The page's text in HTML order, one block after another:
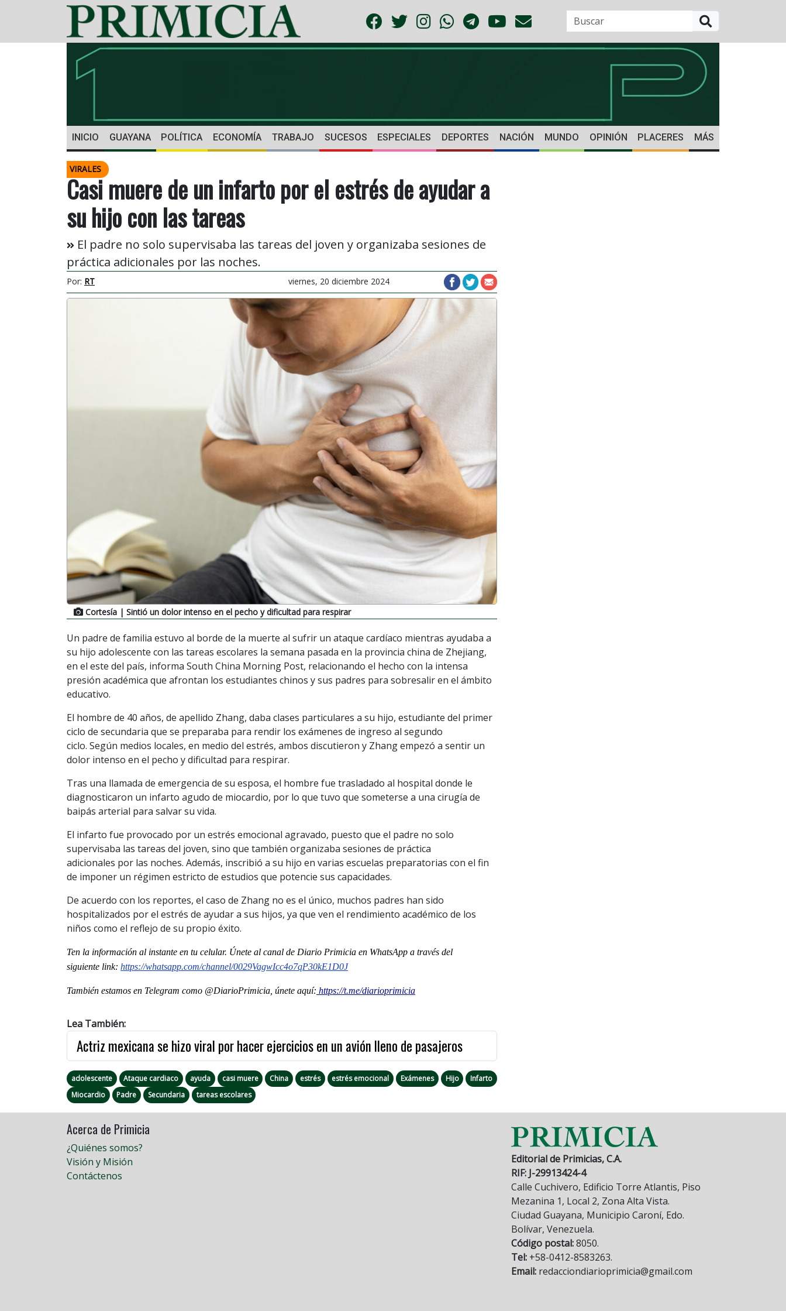
INICIO GUAYANA POLÍTICA ECONOMÍA TRABAJO SUCESOS ESPECIALES DEPORTES NACIÓN MUNDO OPINIÓN PLACERES MÁS
VIRALES
Casi muere de un infarto por el estrés de ayudar a
su hijo con las tareas
El padre no solo supervisaba las tareas del joven y organizaba sesiones de
práctica adicionales por las noches.
Por: RT viernes, 20 diciembre 2024
Cortesía | Sintió un dolor intenso en el pecho y dificultad para respirar
Un padre de familia estuvo al borde de la muerte al sufrir un ataque cardíaco mientras ayudaba a
su hijo adolescente con las tareas escolares la semana pasada en la provincia china de Zhejiang,
en el este del país, informa South China Morning Post, relacionando el hecho con la intensa
presión académica que afrontan los estudiantes chinos y sus padres para sobresalir en el ámbito
educativo.
El hombre de 40 años, de apellido Zhang, daba clases particulares a su hijo, estudiante del primer
ciclo de secundaria que se preparaba para rendir los exámenes de ingreso al segundo
ciclo. Según medios locales, en medio del estrés, ambos discutieron y Zhang empezó a sentir un
dolor intenso en el pecho y dificultad para respirar.
Tras una llamada de emergencia de su esposa, el hombre fue trasladado al hospital donde le
diagnosticaron un infarto agudo de miocardio, por lo que tuvo que someterse a una cirugía de
baipás arterial para salvar su vida.
El infarto fue provocado por un estrés emocional agravado, puesto que el padre no solo
supervisaba las tareas del joven, sino que también organizaba sesiones de práctica
adicionales por las noches. Además, inscribió a su hijo en varias escuelas preparatorias con el fin
de imponer un régimen estricto de estudios que potencie sus capacidades.
De acuerdo con los reportes, el caso de Zhang no es el único, muchos padres han sido
hospitalizados por el estrés de ayudar a sus hijos, ya que ven el rendimiento académico de los
niños como el reflejo de su propio éxito.
Ten la información al instante en tu celular. Únete al canal de Diario Primicia en WhatsApp a través del
siguiente link: https://whatsapp.com/channel/0029VagwIcc4o7qP30kE1D0J
También estamos en Telegram como @DiarioPrimicia, únete aquí: https://t.me/diarioprimicia
Lea También:
Actriz mexicana se hizo viral por hacer ejercicios en un avión lleno de pasajeros
adolescente Ataque cardiaco ayuda casi muere China estrés estrés emocional Exámenes Hijo
Infarto
Miocardio
Padre Secundaria tareas escolares
Acerca de Primicia
¿Quiénes somos?
Visión y Misión
Contáctenos
Editorial de Primicias, C.A.
RIF: J-29913424-4
Calle Cuchivero, Edificio Torre Atlantis, Piso
Mezanina 1, Local 2, Zona Alta Vista.
Ciudad Guayana, Municipio Caroní, Edo.
Bolívar, Venezuela.
Código postal:8050.
Tel: +58-0412-8583263.
Email: redacciondiarioprimicia@gmail.com